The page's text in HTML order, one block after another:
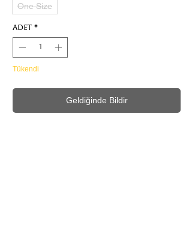
One Size
Adet *
Tükendi
Geldiğinde Bildir